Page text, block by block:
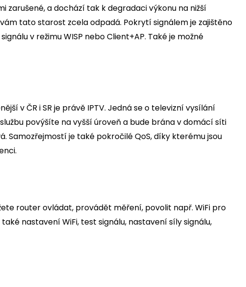
a dochází tak k degradaci výkonu na nižší
tato starost zcela odpadá. Pokrytí signálem je zajištěno
v režimu WISP nebo Client+AP. Také je možné
v ČR i SR je právě IPTV. Jedná se o televizní vysílání
povýšíte na vyšší úroveň a bude brána v domácí síti
Samozřejmostí je také pokročilé QoS, díky kterému jsou
router ovládat, provádět měření, povolit např. WiFi pro
nastavení WiFi, test signálu, nastavení síly signálu,